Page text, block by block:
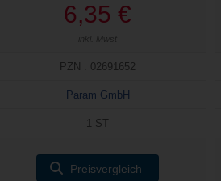
6,35 €
inkl. Mwst
PZN : 02691652
Param GmbH
1 ST
Preisvergleich